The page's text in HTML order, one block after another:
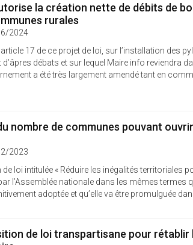
la création nette de débits de
rurales
2024
17 de ce projet de loi, sur l’installation des
d’âpres débats et sur lequel Maire info reviendra
a été très largement amendé tant en
nombre de communes pouvant
2023
de loi intitulée « Réduire les inégalités territoriales
l’Assemblée nationale dans les mêmes termes
adoptée et qu’elle va être promulguée
de loi transpartisane pour rétablir